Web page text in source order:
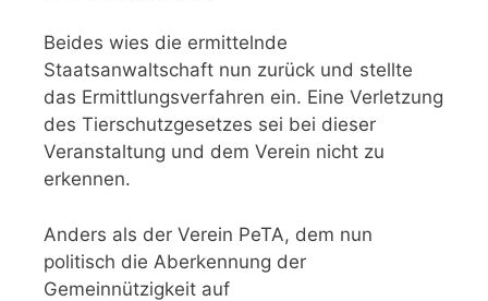
Beides wies die ermittelnde
Staatsanwaltschaft nun zurück und stellte
das Ermittlungsverfahren ein. Eine Verletzung
des Tierschutzgesetzes sei bei dieser
Veranstaltung und dem Verein nicht zu
erkennen.
Anders als der Verein PeTA, dem nun
politisch die Aberkennung der
Gemeinnützigkeit auf